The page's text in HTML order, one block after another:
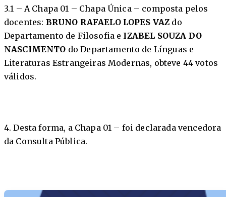
3.1 – A Chapa 01 – Chapa Única – composta pelos
docentes: BRUNO RAFAELO LOPES VAZ do
Departamento de Filosofia e IZABEL SOUZA DO
NASCIMENTO do Departamento de Línguas e
Literaturas Estrangeiras Modernas, obteve 44 votos
válidos.
4. Desta forma, a Chapa 01 – foi declarada vencedora
da Consulta Pública.